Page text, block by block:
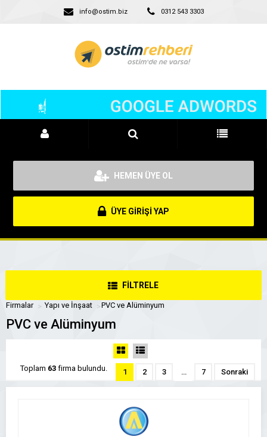
info@ostim.biz 0312 543 3303
HEMEN ÜYE OL
ÜYE GİRİŞİ YAP
FİLTRELE
Firmalar Yapı ve İnşaat PVC ve Alüminyum
PVC ve Alüminyum
Toplam 63 firma bulundu. 1 2 3 … 7 Sonraki